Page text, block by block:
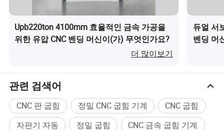
CNC 시스템은 "연결 모드"와
"종속 모드" 간에 원클릭 전환
을 할 수 있어 제품 전환 시간을
10분 이하로 줄이고 다양한 피
삭재 사양에 대한 적응성을 높
작업자는 단일 CNC 패널FOR
매개변수 설정, 모니터링 및 조
Upb220ton 4100mm 효율적인 금속 가공을
위한 유압 CNC 벤딩 머신이(가) 무엇인가요?
더 많이보기
듀얼 서
벤딩 머
관련 검색어
CNC 판 굽힘 정밀 CNC 굽힘 기계
CNC 굽힘
자판기 자동
정밀 굽힘 CNC 금속 굽힘 기계